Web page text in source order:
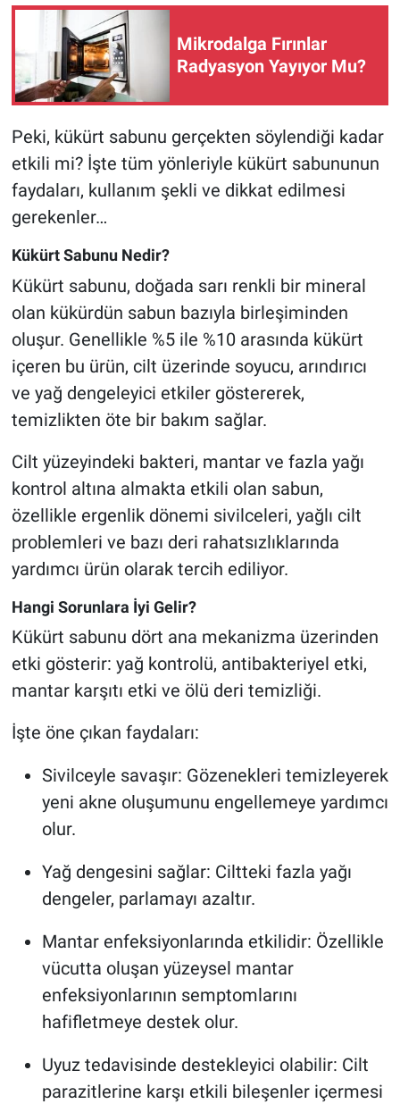
Mikrodalga Fırınlar
Radyasyon Yayıyor Mu?
Peki, kükürt sabunu gerçekten söylendiği kadar
etkili mi? İşte tüm yönleriyle kükürt sabununun
faydaları, kullanım şekli ve dikkat edilmesi
gerekenler…
Kükürt Sabunu Nedir?
Kükürt sabunu, doğada sarı renkli bir mineral
olan kükürdün sabun bazıyla birleşiminden
oluşur. Genellikle %5 ile %10 arasında kükürt
içeren bu ürün, cilt üzerinde soyucu, arındırıcı
ve yağ dengeleyici etkiler göstererek,
temizlikten öte bir bakım sağlar.
Cilt yüzeyindeki bakteri, mantar ve fazla yağı
kontrol altına almakta etkili olan sabun,
özellikle ergenlik dönemi sivilceleri, yağlı cilt
problemleri ve bazı deri rahatsızlıklarında
yardımcı ürün olarak tercih ediliyor.
Hangi Sorunlara İyi Gelir?
Kükürt sabunu dört ana mekanizma üzerinden
etki gösterir: yağ kontrolü, antibakteriyel etki,
mantar karşıtı etki ve ölü deri temizliği.
İşte öne çıkan faydaları:
Sivilceyle savaşır: Gözenekleri temizleyerek
yeni akne oluşumunu engellemeye yardımcı
olur.
Yağ dengesini sağlar: Ciltteki fazla yağı
dengeler, parlamayı azaltır.
Mantar enfeksiyonlarında etkilidir: Özellikle
vücutta oluşan yüzeysel mantar
enfeksiyonlarının semptomlarını
hafifletmeye destek olur.
Uyuz tedavisinde destekleyici olabilir: Cilt
parazitlerine karşı etkili bileşenler içermesi